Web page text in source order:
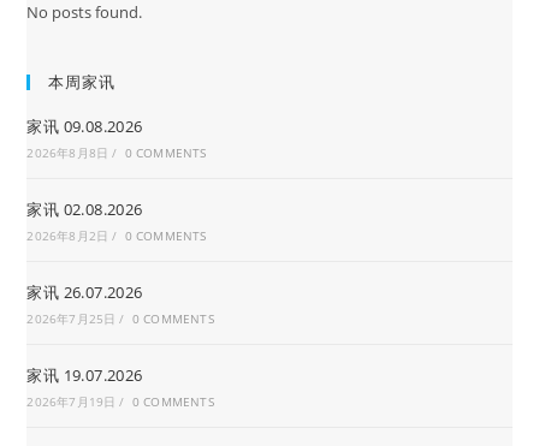
No posts found.
本周家讯
家讯 09.08.2026
2026年8月8日 / 0 COMMENTS
家讯 02.08.2026
2026年8月2日 / 0 COMMENTS
家讯 26.07.2026
2026年7月25日 / 0 COMMENTS
家讯 19.07.2026
2026年7月19日 / 0 COMMENTS